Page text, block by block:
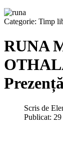
Categorie: Timp
RUNA
Scris de
Publicat: 29